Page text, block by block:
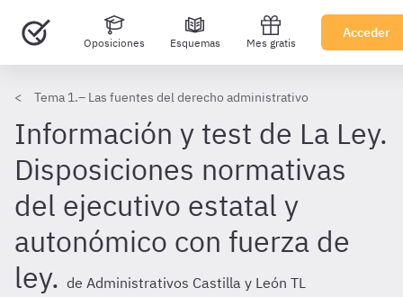
Oposiciones Esquemas Mes gratis
Acceder
Tema 1.– Las fuentes del derecho administrativo
Información y test de La Ley.
Disposiciones normativas
del ejecutivo estatal y
autonómico con fuerza de
ley. de Administrativos Castilla y León TL